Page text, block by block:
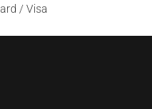
/ Visa